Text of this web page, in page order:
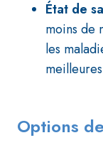
État de
moins de
les
Options